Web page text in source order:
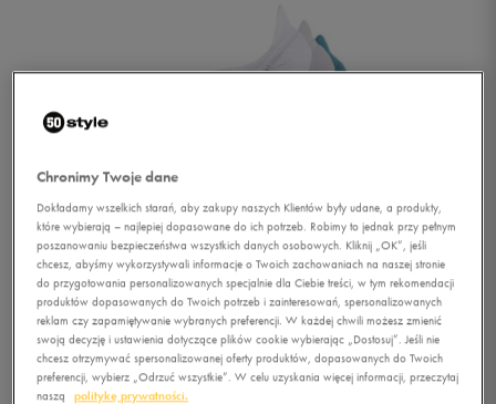
Chronimy Twoje dane
Dokładamy wszelkich starań, aby zakupy naszych Klientów były udane, a produkty,
które wybierają – najlepiej dopasowane do ich potrzeb. Robimy to jednak przy pełnym
poszanowaniu bezpieczeństwa wszystkich danych osobowych. Kliknij „OK”, jeśli
chcesz, abyśmy wykorzystywali informacje o Twoich zachowaniach na naszej stronie
do przygotowania personalizowanych specjalnie dla Ciebie treści, w tym rekomendacji
produktów dopasowanych do Twoich potrzeb i zainteresowań, spersonalizowanych
reklam czy zapamiętywanie wybranych preferencji. W każdej chwili możesz zmienić
swoją decyzję i ustawienia dotyczące plików cookie wybierając „Dostosuj”. Jeśli nie
chcesz otrzymywać spersonalizowanej oferty produktów, dopasowanych do Twoich
preferencji, wybierz „Odrzuć wszystkie”. W celu uzyskania więcej informacji, przeczytaj
naszą
politykę prywatności.